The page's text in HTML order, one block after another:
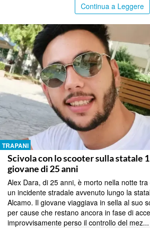
Continua a Leggere
TRAPANI
Scivola con lo scooter sulla statale
giovane di 25 anni
Alex Dara, di 25 anni, è morto nella notte
un incidente stradale avvenuto lungo la
Alcamo. Il giovane viaggiava in sella al suo
per cause che restano ancora in fase di
improvvisamente perso il controllo del mez...